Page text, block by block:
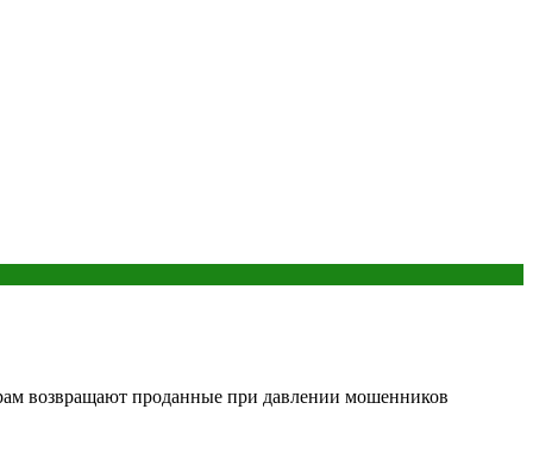
возвращают проданные при давлении мошенников